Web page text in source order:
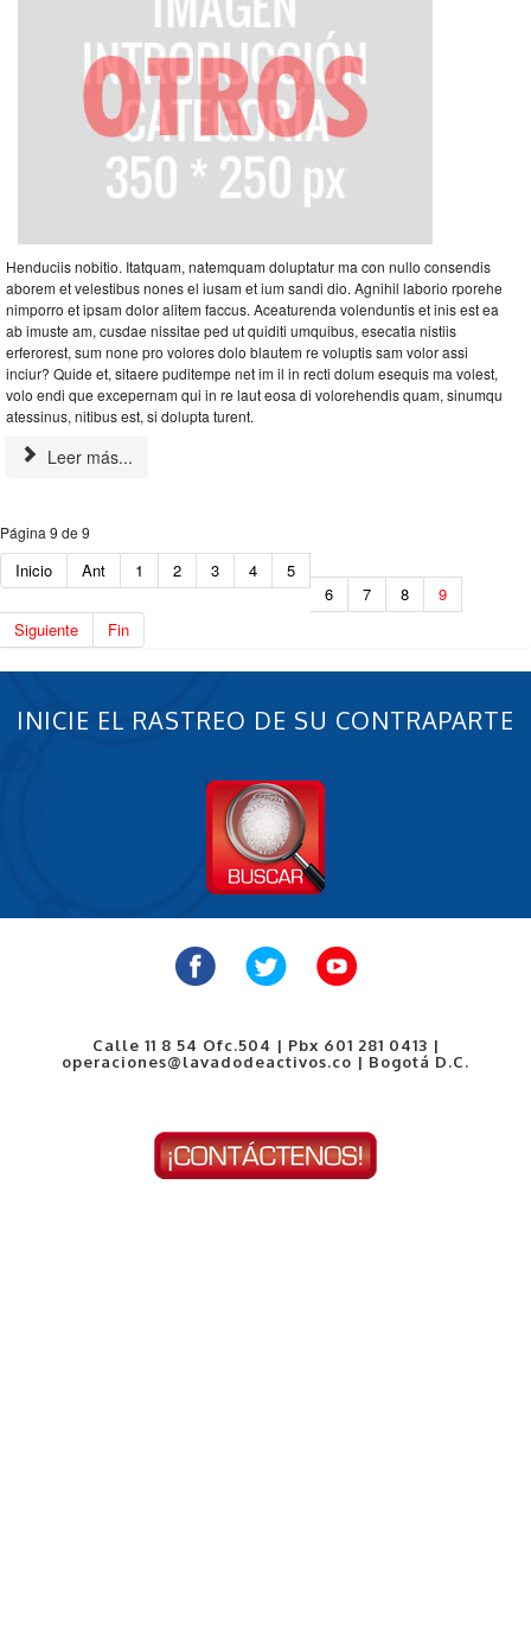
Henduciis nobitio. Itatquam, natemquam doluptatur ma con nullo consendis
aborem et velestibus nones el iusam et ium sandi dio. Agnihil laborio rporehe
nimporro et ipsam dolor alitem faccus. Aceaturenda volenduntis et inis est ea
ab imuste am, cusdae nissitae ped ut quiditi umquibus, esecatia nistiis
erferorest, sum none pro volores dolo blautem re voluptis sam volor assi
inciur? Quide et, sitaere puditempe net im il in recti dolum esequis ma volest,
volo endi que excepernam qui in re laut eosa di volorehendis quam, sinumqu
atessinus, nitibus est, si dolupta turent.
Leer más...
Página 9 de 9
Inicio Ant 1 2 3 4
5
6
7 8
9
Siguiente
Fin
INICIE EL RASTREO DE SU CONTRAPARTE
Calle 11 8 54 Ofc.504 | Pbx 601 281 0413 |
operaciones@lavadodeactivos.co | Bogotá D.C.